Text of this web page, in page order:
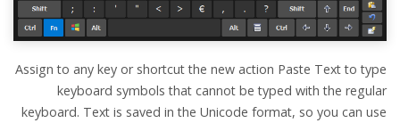
Assign to any key or shortcut the new action Paste Text to type
keyboard symbols that cannot be typed with the regular
keyboard. Text is saved in the Unicode format, so you can use